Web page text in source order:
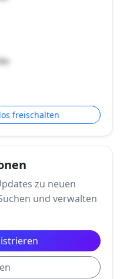
freischalten
zu neuen
und verwalten